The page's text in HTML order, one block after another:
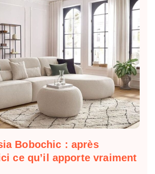
Bobochic : après
ce qu’il apporte vraiment